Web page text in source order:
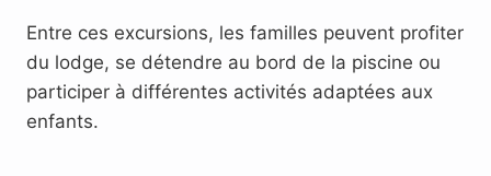
Entre ces excursions, les familles peuvent profiter
du lodge, se détendre au bord de la piscine ou
participer à différentes activités adaptées aux
enfants.